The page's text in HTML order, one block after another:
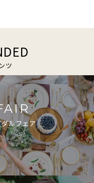
ツ
ルフェア